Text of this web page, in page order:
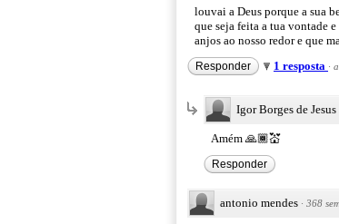
louvai a Deus porque a sua
que seja feita a tua vontade e
anjos ao nosso redor e que
Responder 1 resposta ·
Igor Borges de Jesus
Amém 🙏🏾💒
Responder
antonio mendes · 368